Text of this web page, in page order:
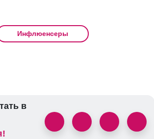
Инфлюенсеры
в